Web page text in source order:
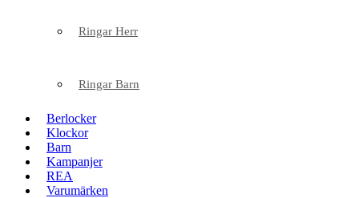
Ringar Herr
Ringar Barn
Berlocker
Klockor
Barn
Kampanjer
REA
Varumärken